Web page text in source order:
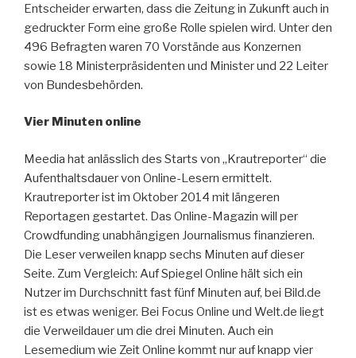
Entscheider erwarten, dass die Zeitung in Zukunft auch in
gedruckter Form eine große Rolle spielen wird. Unter den
496 Befragten waren 70 Vorstände aus Konzernen
sowie 18 Ministerpräsidenten und Minister und 22 Leiter
von Bundesbehörden.
Vier Minuten online
Meedia hat anlässlich des Starts von „Krautreporter“ die
Aufenthaltsdauer von Online-Lesern ermittelt.
Krautreporter ist im Oktober 2014 mit längeren
Reportagen gestartet. Das Online-Magazin will per
Crowdfunding unabhängigen Journalismus finanzieren.
Die Leser verweilen knapp sechs Minuten auf dieser
Seite. Zum Vergleich: Auf Spiegel Online hält sich ein
Nutzer im Durchschnitt fast fünf Minuten auf, bei Bild.de
ist es etwas weniger. Bei Focus Online und Welt.de liegt
die Verweildauer um die drei Minuten. Auch ein
Lesemedium wie Zeit Online kommt nur auf knapp vier